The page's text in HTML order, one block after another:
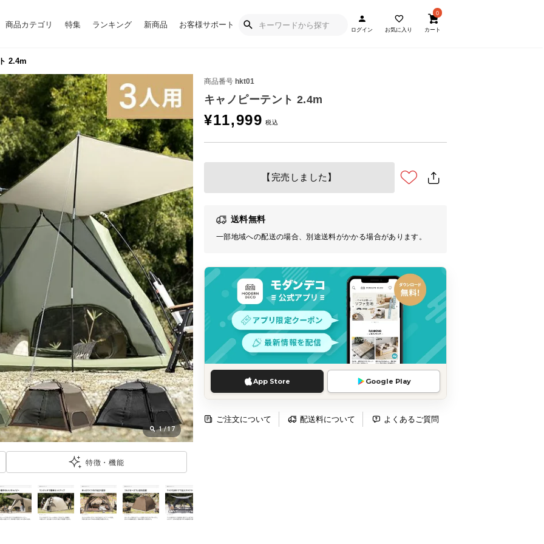
商品カテゴリ 特集 ランキング 新商品 お客様サポート
ログイン お気に入り
0
カート
2.4m
商品番号 hkt01
キャノピーテント 2.4m
¥11,999
【完売しました】
送料無料
一部地域への配送の場合、別途送料がかかる場合があります。
App Store Google Play
ご注文について 配送料について よくあるご質問
1/17
特徴・機能